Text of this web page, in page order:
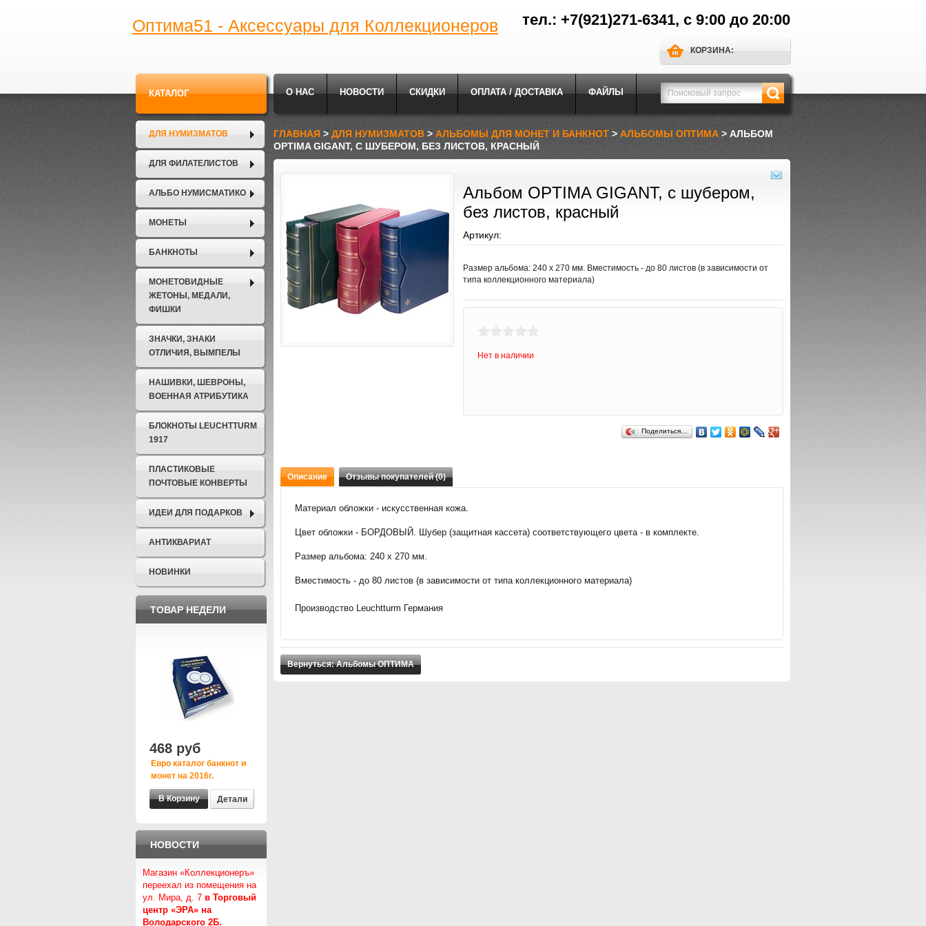
тел.: +7(921)271-6341, с 9:00 до 20:00
Оптима51 - Аксессуары для Коллекционеров
КОРЗИНА:
О НАС НОВОСТИ СКИДКИ ОПЛАТА / ДОСТАВКА ФАЙЛЫ
КАТАЛОГ
ДЛЯ НУМИЗМАТОВ
ДЛЯ ФИЛАТЕЛИСТОВ
АЛЬБО НУМИСМАТИКО
МОНЕТЫ
БАНКНОТЫ
МОНЕТОВИДНЫЕ
ЖЕТОНЫ, МЕДАЛИ,
ФИШКИ
ЗНАЧКИ, ЗНАКИ
ОТЛИЧИЯ, ВЫМПЕЛЫ
НАШИВКИ, ШЕВРОНЫ,
ВОЕННАЯ АТРИБУТИКА
БЛОКНОТЫ LEUCHTTURM
1917
ПЛАСТИКОВЫЕ
ПОЧТОВЫЕ КОНВЕРТЫ
ИДЕИ ДЛЯ ПОДАРКОВ
АНТИКВАРИАТ
НОВИНКИ
ТОВАР НЕДЕЛИ
468 руб
Евро каталог банкнот и
монет на 2016г.
Детали
НОВОСТИ
Магазин «Коллекционеръ»
переехал из помещения на
ул. Мира, д. 7 в Торговый
центр «ЭРА» на
Володарского 2Б.
ГЛАВНАЯ > ДЛЯ НУМИЗМАТОВ > АЛЬБОМЫ ДЛЯ МОНЕТ И БАНКНОТ > АЛЬБОМЫ ОПТИМА > АЛЬБОМ
OPTIMA GIGANT, С ШУБЕРОМ, БЕЗ ЛИСТОВ, КРАСНЫЙ
Альбом OPTIMA GIGANT, с шубером,
без листов, красный
Артикул:
Размер альбома: 240 х 270 мм. Вместимость - до 80 листов (в зависимости от
типа коллекционного материала)
Нет в наличии
Поделиться…
Описание Отзывы покупателей (0)
Материал обложки - искусственная кожа.
Цвет обложки - БОРДОВЫЙ. Шубер (защитная кассета) соответствующего цвета - в комплекте.
Размер альбома: 240 х 270 мм.
Вместимость - до 80 листов (в зависимости от типа коллекционного материала)
Производство Leuchtturm Германия
Вернуться: Альбомы ОПТИМА